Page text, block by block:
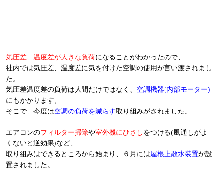
気圧差、温度差が大きな負荷になることがわかったので、
社内では気圧差、温度差に気を付けた空調の使用が言い渡されまし
た。
気圧差温度差の負荷は人間だけではなく、 空調機器(内部モーター)
にもかかります。
そこで、今度は空調の負荷を減らす取り組みがされました。
エアコンのフィルター掃除や室外機にひさしをつける(風通しがよ
くないと逆効果)など、
取り組みはできるところから始まり、６月には屋根上散水装置が設
置されました。